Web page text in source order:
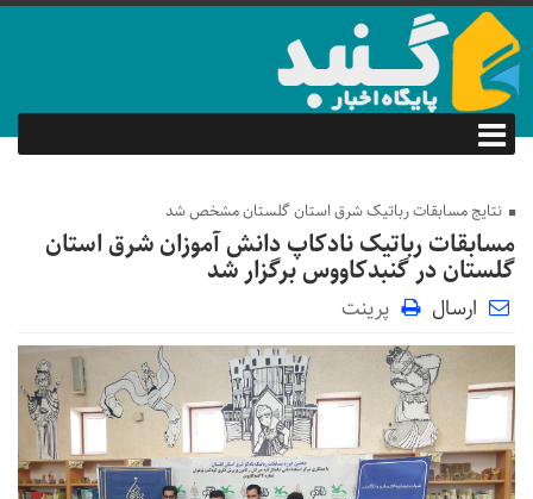
نتایج مسابقات رباتیک شرق استان گلستان مشخص شد
مسابقات رباتیک نادکاپ دانش آموزان شرق استان
گلستان در گنبدکاووس برگزار شد
ارسال پرینت